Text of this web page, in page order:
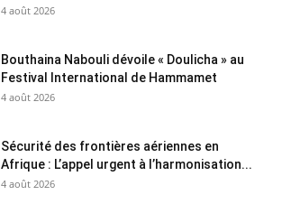
4 août 2026
Bouthaina Nabouli dévoile « Doulicha » au
Festival International de Hammamet
4 août 2026
Sécurité des frontières aériennes en
Afrique : L’appel urgent à l’harmonisation...
4 août 2026